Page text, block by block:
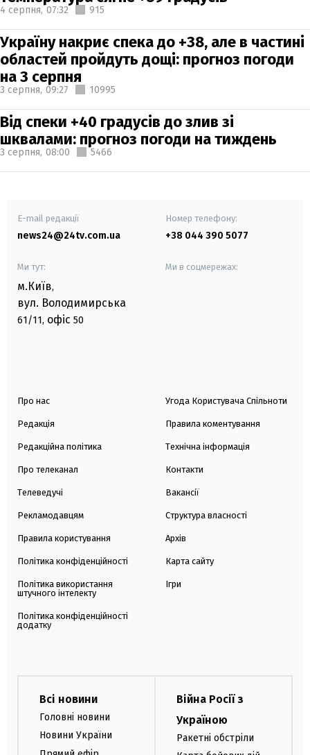
4 серпня, 07:32 915
Україну накриє спека до +38, але в частині
областей пройдуть дощі: прогноз погоди
на 3 серпня
3 серпня, 09:27 10995
Від спеки +40 градусів до злив зі
шквалами: прогноз погоди на тиждень
3 серпня, 08:00 5466
E-mail редакції
news24@24tv.com.ua
Номер телефону:
+38 044 390 5077
Ми тут:
м.Київ,
вул. Володимирська
61/11, офіс 50
Ми в соцмережах:
Про нас
Редакція
Редакційна політика
Про телеканал
Телеведучі
Рекламодавцям
Правила користування
Політика конфіденційності
Політика використання
штучного інтелекту
Політика конфіденційності
додатку
Угода Користувача Спільноти
Правила коментування
Технічна інформація
Контакти
Вакансії
Структура власності
Архів
Карта сайту
Ігри
Всі новини
Головні новини
Новини України
Війна Росії з
Україною
Ракетні обстріли